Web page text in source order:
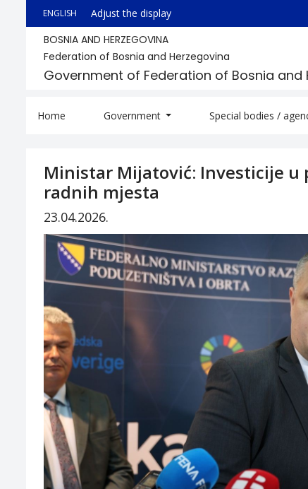
ENGLISH Adjust the display
BOSNIA AND HERZEGOVINA
Federation of Bosnia and Herzegovina
Government of Federation of Bosnia and
Home Government Special bodies /
Ministar Mijatović: Investicije u
radnih mjesta
23.04.2026.